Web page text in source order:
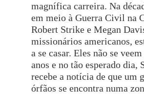
magnífica carreira. Na
em meio à Guerra Civil na
Robert Strike e Megan
missionários americanos,
a se casar. Eles não se
anos e no tão esperado dia,
recebe a notícia de que um
órfãos se encontra numa